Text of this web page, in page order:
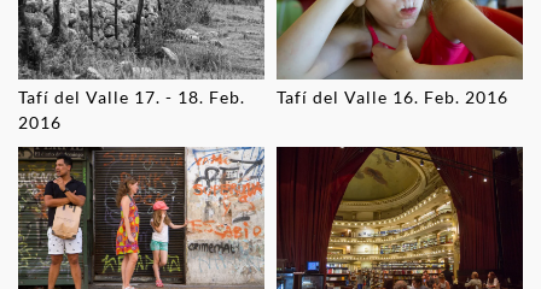
Tafí del Valle 17. - 18. Feb.
2016
Tafí del Valle 16. Feb. 2016